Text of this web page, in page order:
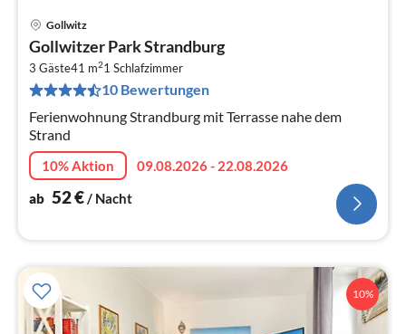
Gollwitz
Gollwitzer Park Strandburg
3 Gäste41 m21 Schlafzimmer
10 Bewertungen
Ferienwohnung Strandburg mit Terrasse nahe dem
Strand
10% Aktion
09.08.2026 - 22.08.2026
ab 52€/ Nacht
10%